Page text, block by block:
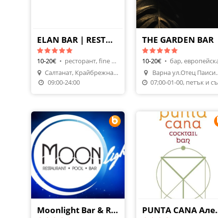
Направи Резервация
ELAN BAR | RESTAURANT
10-20€ •
ресторант, fine dining
Салтанат, Крайбрежна алея, 9000 Варна
09:00-24:00
Направи
Поръчай Храна
THE GARDEN BAR
10-20€ • бар,
Варна
Moonlight Bar & Restaurant